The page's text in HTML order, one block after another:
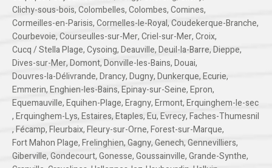
Clichy-sous-bois,Colombelles,Colombes,Comines,
Cormeilles-en-Parisis,Cormelles-le-Royal,Coudekerque-Branche,
Courbevoie,Courseulles-sur-Mer,Criel-sur-Mer,Croix,
Cucq / Stella Plage,Cysoing,Deauville,Deuil-la-Barre,Dieppe,
Dives-sur-Mer,Domont,Donville-les-Bains,Douai,
Douvres-la-Délivrande,Drancy,Dugny,Dunkerque,Ecurie,
Emmerin,Enghien-les-Bains,Epinay-sur-Seine,Epron,
Equemauville,Equihen-Plage,Eragny,Ermont,Erquinghem-le-sec
,Erquinghem-Lys,Estaires,Etaples,Eu,Evrecy,Faches-Thumesnil
,Fécamp,Fleurbaix,Fleury-sur-Orne,Forest-sur-Marque,
Fort Mahon Plage,Frelinghien,Gagny,Genech,Gennevilliers,
Giberville,Gondecourt,Gonesse,Goussainville,Grande-Synthe,